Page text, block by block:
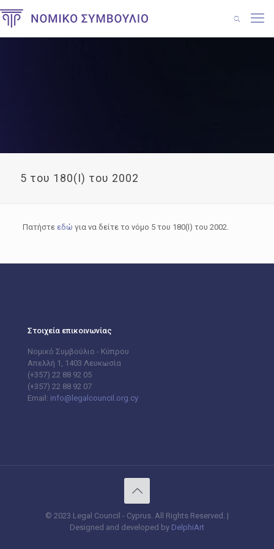
5 του 180(I) του 2002
Πατήστε εδώ για να δείτε το νόμο 5 του 180(I) του 2002.
Στοιχεία επικοινωνίας
Νομικό Συμβούλιο - Κύπρου
Απελλή 1, 1403 Λευκωσία
(+357) 22 88 92 05
(+357) 22 88 92 07
Email: info@legalcouncil.org.cy
© 2023 Legal Council - Cyprus. All Rights Reserved. |
Designed and developed by DelphiArt